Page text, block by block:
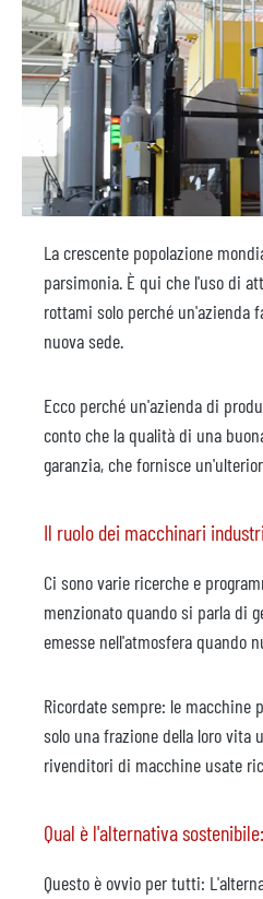
La crescente popolazione
parsimonia. È qui che l'uso di
rottami solo perché un'azienda
nuova sede.
Ecco perché un'azienda di
conto che la qualità di una
garanzia, che fornisce
Il ruolo dei macchinari
Ci sono varie ricerche e
menzionato quando si parla di
emesse nell'atmosfera quando
Ricordate sempre: le macchine
solo una frazione della loro vita
rivenditori di macchine usate
Qual è l'alternativa
Questo è ovvio per tutti: